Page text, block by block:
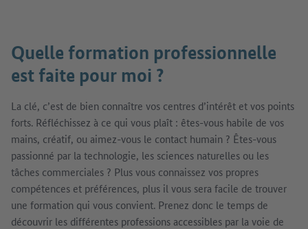
Quelle formation professionnelle
est faite pour moi ?
La clé, c’est de bien connaître vos centres d’intérêt et vos points
forts. Réfléchissez à ce qui vous plaît : êtes-vous habile de vos
mains, créatif, ou aimez-vous le contact humain ? Êtes-vous
passionné par la technologie, les sciences naturelles ou les
tâches commerciales ? Plus vous connaissez vos propres
compétences et préférences, plus il vous sera facile de trouver
une formation qui vous convient. Prenez donc le temps de
découvrir les différentes professions accessibles par la voie de